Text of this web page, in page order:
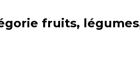
fruits,